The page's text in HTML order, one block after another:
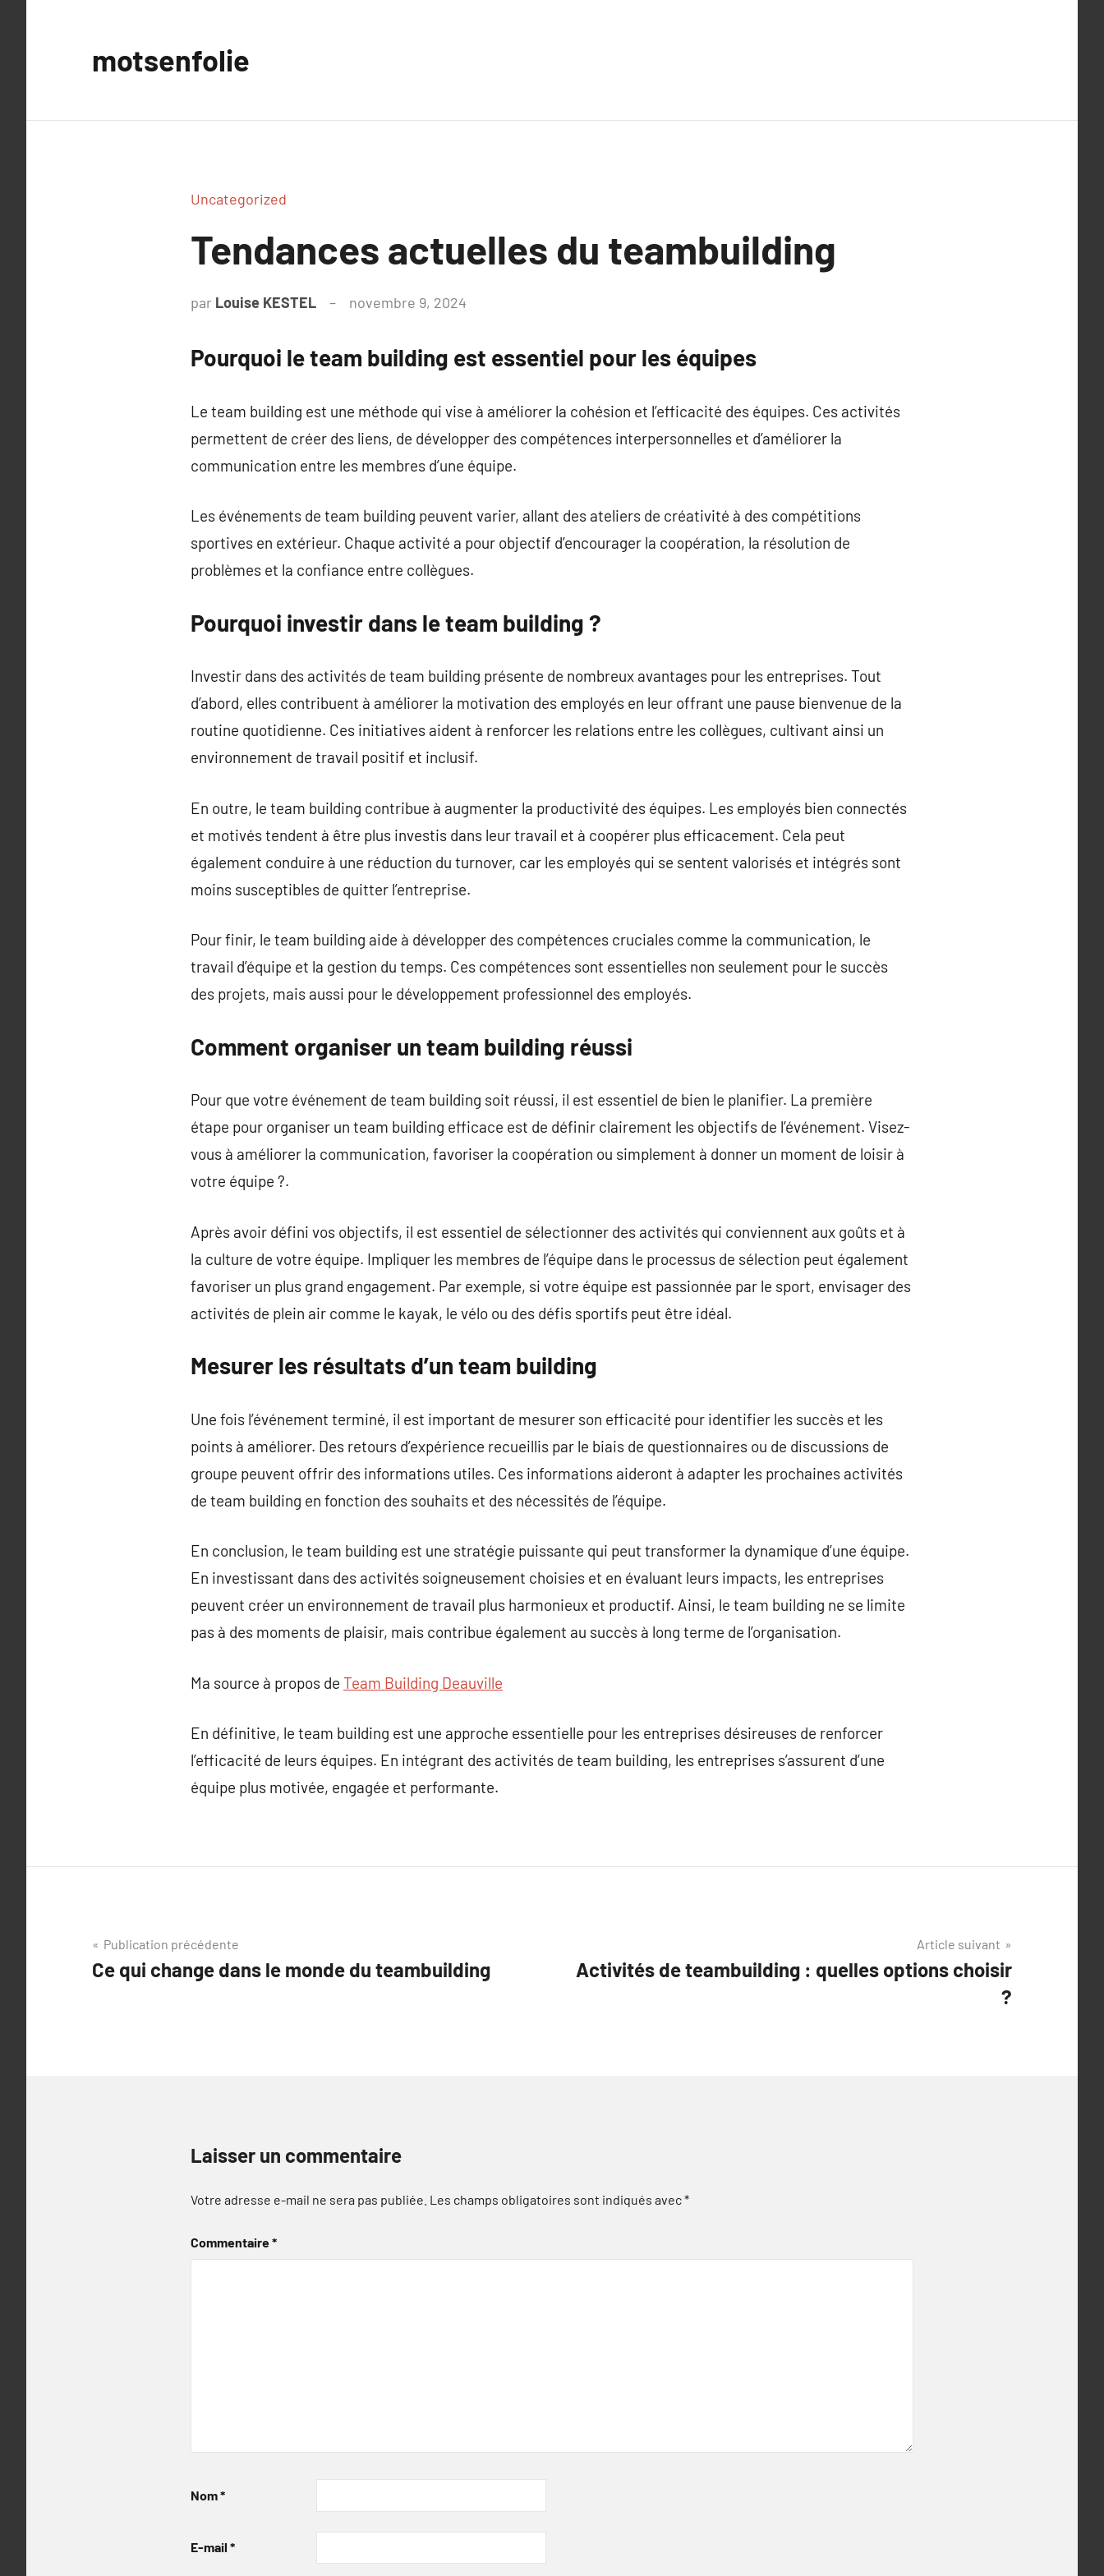
motsenfolie
Uncategorized
Tendances actuelles du teambuilding
par Louise KESTEL novembre 9, 2024
Pourquoi le team building est essentiel pour les équipes
Le team building est une méthode qui vise à améliorer la cohésion et l’efficacité des équipes. Ces activités
permettent de créer des liens, de développer des compétences interpersonnelles et d’améliorer la
communication entre les membres d’une équipe.
Les événements de team building peuvent varier, allant des ateliers de créativité à des compétitions
sportives en extérieur. Chaque activité a pour objectif d’encourager la coopération, la résolution de
problèmes et la confiance entre collègues.
Pourquoi investir dans le team building ?
Investir dans des activités de team building présente de nombreux avantages pour les entreprises. Tout
d’abord, elles contribuent à améliorer la motivation des employés en leur offrant une pause bienvenue de la
routine quotidienne. Ces initiatives aident à renforcer les relations entre les collègues, cultivant ainsi un
environnement de travail positif et inclusif.
En outre, le team building contribue à augmenter la productivité des équipes. Les employés bien connectés
et motivés tendent à être plus investis dans leur travail et à coopérer plus efficacement. Cela peut
également conduire à une réduction du turnover, car les employés qui se sentent valorisés et intégrés sont
moins susceptibles de quitter l’entreprise.
Pour finir, le team building aide à développer des compétences cruciales comme la communication, le
travail d’équipe et la gestion du temps. Ces compétences sont essentielles non seulement pour le succès
des projets, mais aussi pour le développement professionnel des employés.
Comment organiser un team building réussi
Pour que votre événement de team building soit réussi, il est essentiel de bien le planifier. La première
étape pour organiser un team building efficace est de définir clairement les objectifs de l’événement. Visez-
vous à améliorer la communication, favoriser la coopération ou simplement à donner un moment de loisir à
votre équipe ?.
Après avoir défini vos objectifs, il est essentiel de sélectionner des activités qui conviennent aux goûts et à
la culture de votre équipe. Impliquer les membres de l’équipe dans le processus de sélection peut également
favoriser un plus grand engagement. Par exemple, si votre équipe est passionnée par le sport, envisager des
activités de plein air comme le kayak, le vélo ou des défis sportifs peut être idéal.
Mesurer les résultats d’un team building
Une fois l’événement terminé, il est important de mesurer son efficacité pour identifier les succès et les
points à améliorer. Des retours d’expérience recueillis par le biais de questionnaires ou de discussions de
groupe peuvent offrir des informations utiles. Ces informations aideront à adapter les prochaines activités
de team building en fonction des souhaits et des nécessités de l’équipe.
En conclusion, le team building est une stratégie puissante qui peut transformer la dynamique d’une équipe.
En investissant dans des activités soigneusement choisies et en évaluant leurs impacts, les entreprises
peuvent créer un environnement de travail plus harmonieux et productif. Ainsi, le team building ne se limite
pas à des moments de plaisir, mais contribue également au succès à long terme de l’organisation.
Ma source à propos de Team Building Deauville
En définitive, le team building est une approche essentielle pour les entreprises désireuses de renforcer
l’efficacité de leurs équipes. En intégrant des activités de team building, les entreprises s’assurent d’une
équipe plus motivée, engagée et performante.
Navigation
de
Publication précédente
Ce qui change dans le monde du teambuilding
Article suivant
Activités de teambuilding : quelles options choisir
?
Laisser un commentaire
Votre adresse e-mail ne sera pas publiée. Les champs obligatoires sont indiqués avec*
Commentaire*
Nom*
E-mail *